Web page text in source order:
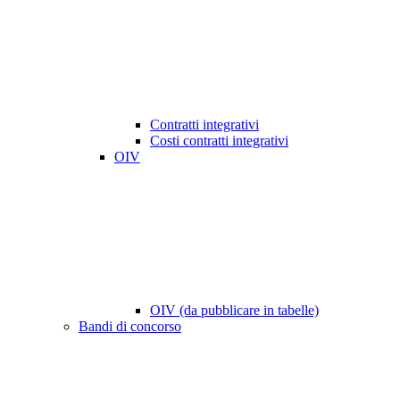
Contratti integrativi
Costi contratti integrativi
OIV
OIV (da pubblicare in tabelle)
Bandi di concorso